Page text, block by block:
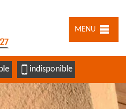
MENU
indisponible